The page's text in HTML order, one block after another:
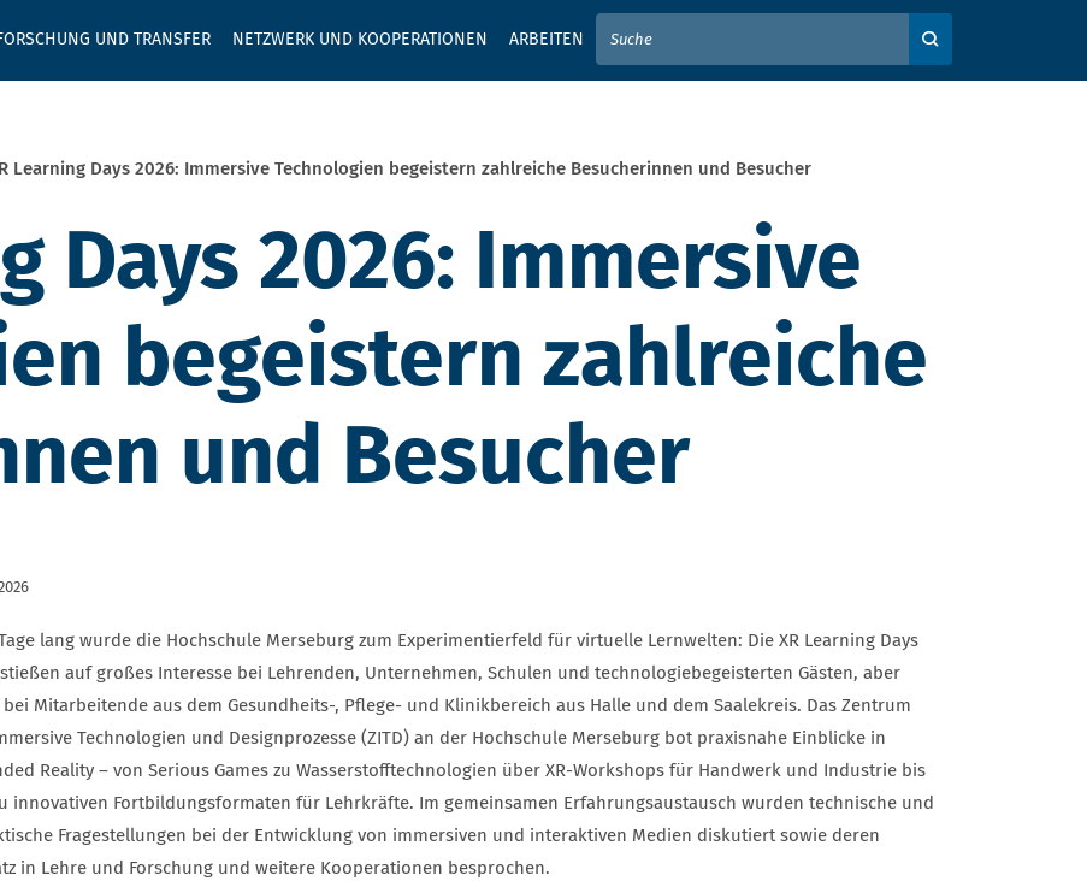
UND TRANSFER NETZWERK UND KOOPERATIONEN ARBEITEN
GEBEN SIE HIER IHREN SUCHBEGRIFF EIN
Learning Days 2026: Immersive Technologien begeistern zahlreiche Besucherinnen und Besucher
Days 2026: Immersive
begeistern zahlreiche
und Besucher
lang wurde die Hochschule Merseburg zum Experimentierfeld für virtuelle Lernwelten: Die XR Learning Days
stießen auf großes Interesse bei Lehrenden, Unternehmen, Schulen und technologiebegeisterten Gästen, aber
Mitarbeitende aus dem Gesundheits-, Pflege- und Klinikbereich aus Halle und dem Saalekreis. Das Zentrum
Technologien und Designprozesse (ZITD) an der Hochschule Merseburg bot praxisnahe Einblicke in
Reality – von Serious Games zu Wasserstofftechnologien über XR-Workshops für Handwerk und Industrie bis
innovativen Fortbildungsformaten für Lehrkräfte. Im gemeinsamen Erfahrungsaustausch wurden technische und
Fragestellungen bei der Entwicklung von immersiven und interaktiven Medien diskutiert sowie deren
in Lehre und Forschung und weitere Kooperationen besprochen.